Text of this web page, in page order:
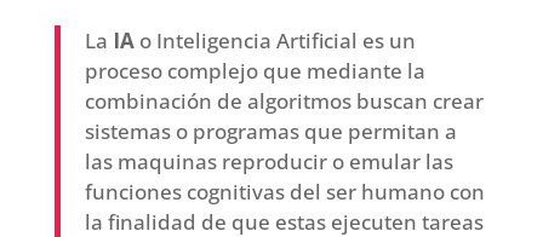
La IA o Inteligencia Artificial es un
proceso complejo que mediante la
combinación de algoritmos buscan crear
sistemas o programas que permitan a
las maquinas reproducir o emular las
funciones cognitivas del ser humano con
la finalidad de que estas ejecuten tareas